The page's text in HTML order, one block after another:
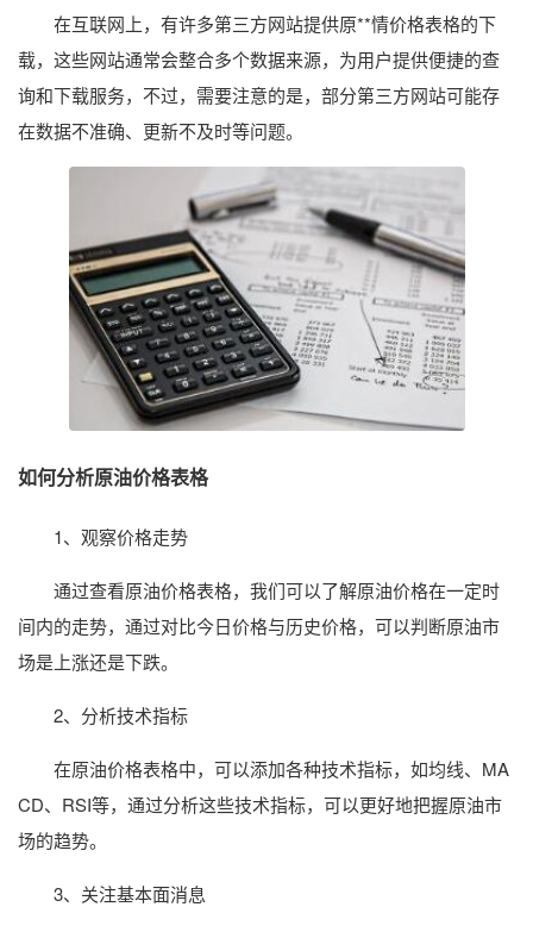
在互联网上，有许多第三方网站提供原**情价格表格的下
载，这些网站通常会整合多个数据来源，为用户提供便捷的查
询和下载服务，不过，需要注意的是，部分第三方网站可能存
在数据不准确、更新不及时等问题。
如何分析原油价格表格
1、观察价格走势
通过查看原油价格表格，我们可以了解原油价格在一定时
间内的走势，通过对比今日价格与历史价格，可以判断原油市
场是上涨还是下跌。
2、分析技术指标
在原油价格表格中，可以添加各种技术指标，如均线、MA
CD、RSI等，通过分析这些技术指标，可以更好地把握原油市
场的趋势。
3、关注基本面消息